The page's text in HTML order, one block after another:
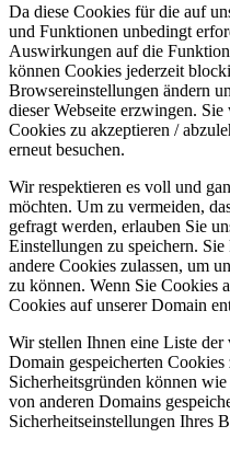
Da diese Cookies für die auf
und Funktionen unbedingt
Auswirkungen auf die
können Cookies jederzeit
Browsereinstellungen ändern
dieser Webseite erzwingen.
Cookies zu akzeptieren /
erneut besuchen.
Wir respektieren es voll und
möchten. Um zu vermeiden,
gefragt werden, erlauben Sie
Einstellungen zu speichern.
andere Cookies zulassen, um
zu können. Wenn Sie Cookies
Cookies auf unserer Domain
Wir stellen Ihnen eine Liste
Domain gespeicherten
Sicherheitsgründen können
von anderen Domains
Sicherheitseinstellungen Ihres